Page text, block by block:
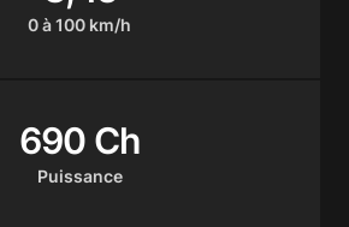
0 à 100 km/h
Puissance
690 Ch